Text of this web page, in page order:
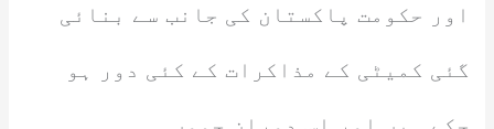
اور حکومت پاکستان کی جانب سے بنائی
گئی کمیٹی کے مذاکرات کے کئی دور ہو